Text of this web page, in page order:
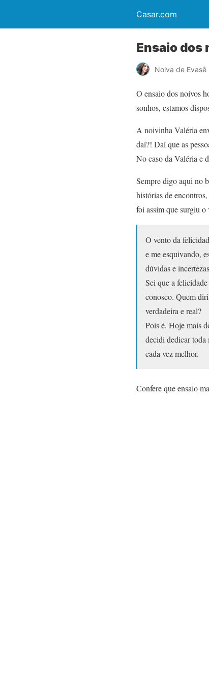
Casar.com
Ensaio dos
Noiva de Evasê
O ensaio dos noivos
sonhos, estamos
A noivinha Valéria
daí?! Daí que as
No caso da Valéria e
Sempre digo aqui no
histórias de
foi assim que surgiu o
O vento da
e me esquivando,
dúvidas e
Sei que a
conosco. Quem
verdadeira e real?
Pois é. Hoje mais
decidi dedicar toda
cada vez melhor.
Confere que ensaio